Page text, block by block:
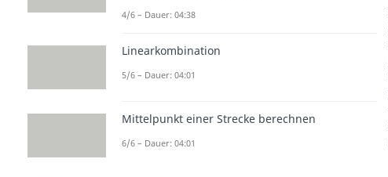
4/6 – Dauer: 04:38
Linearkombination
5/6 – Dauer: 04:01
Mittelpunkt einer Strecke berechnen
6/6 – Dauer: 04:01